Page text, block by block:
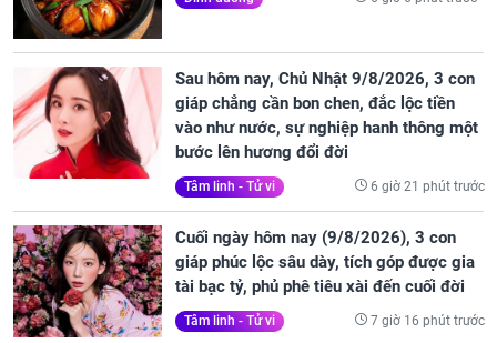
Sau hôm nay, Chủ Nhật 9/8/2026, 3 con
giáp chẳng cần bon chen, đắc lộc tiền
vào như nước, sự nghiệp hanh thông một
bước lên hương đổi đời
Tâm linh - Tử vi 6 giờ 21 phút trước
Cuối ngày hôm nay (9/8/2026), 3 con
giáp phúc lộc sâu dày, tích góp được gia
tài bạc tỷ, phủ phê tiêu xài đến cuối đời
Tâm linh - Tử vi 7 giờ 16 phút trước